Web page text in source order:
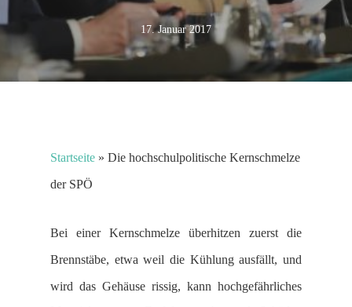
17. Januar 2017
Startseite » Die hochschulpolitische Kernschmelze
der SPÖ
Bei einer Kernschmelze überhitzen zuerst die
Brennstäbe, etwa weil die Kühlung ausfällt, und
wird das Gehäuse rissig, kann hochgefährliches